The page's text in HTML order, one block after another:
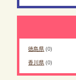
徳島県 (0)
香川県 (0)